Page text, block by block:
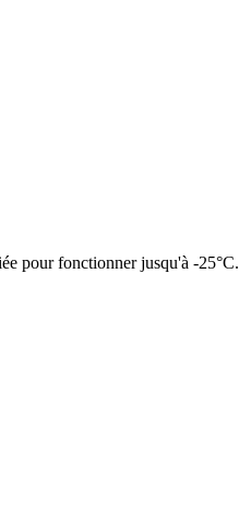
pour fonctionner jusqu'à -25°C.